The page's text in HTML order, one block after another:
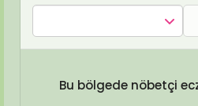
Bu bölgede nöbetçi